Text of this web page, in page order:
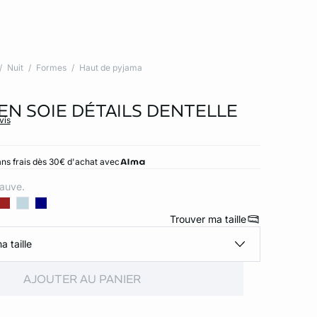
Nuit Formes Haut de pyjama
SOIE DÉTAILS DENTELLE
frais dès 30€ d'achat avec
Trouver ma taille
taille
AJOUTER AU PANIER